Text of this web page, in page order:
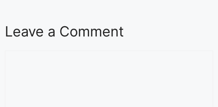
Leave a Comment